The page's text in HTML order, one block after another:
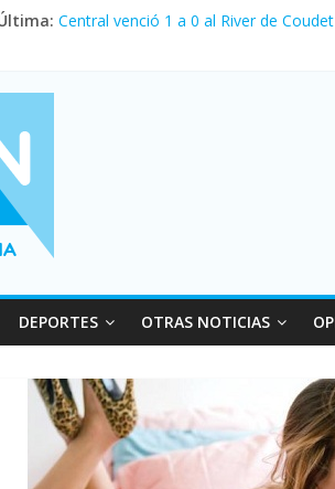
Central venció 1 a 0 al River de
Vacaciones de invierno con más
DEPORTES OTRAS NOTICIAS